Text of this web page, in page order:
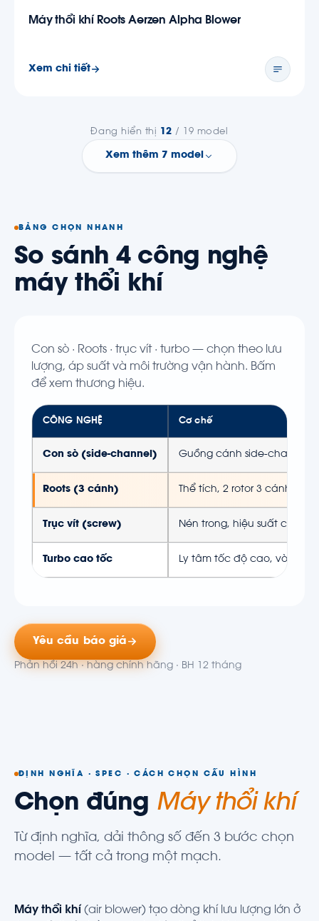
Máy thổi khí Roots Aerzen Alpha Blower
Xem chi tiết
Đang hiển thị 12 / 19 model
Xem thêm 7 model
BẢNG CHỌN NHANH
So sánh 4 công nghệ
máy thổi khí
Con sò · Roots · trục vít · turbo — chọn theo lưu
lượng, áp suất và môi trường vận hành. Bấm
để xem thương hiệu.
CÔNG NGHỆ Cơ chế
Con sò (side-channel) Guồng cánh side-channel,
Roots (3 cánh) Thể tích, 2 rotor 3 cánh,
Trục vít (screw) Nén trong, hiệu suất cao,
Turbo cao tốc Ly tâm tốc độ cao, vòng bi
Yêu cầu báo giá
Phản hồi 24h · hàng chính hãng · BH 12 tháng
ĐỊNH NGHĨA · SPEC · CÁCH CHỌN CẤU HÌNH
Chọn đúng Máy thổi khí
Từ định nghĩa, dải thông số đến 3 bước chọn
model — tất cả trong một mạch.
Máy thổi khí (air blower) tạo dòng khí lưu lượng lớn ở